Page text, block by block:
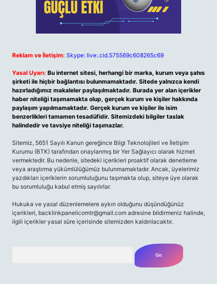
Reklam ve İletişim: Skype: live:.cid.575569c608265c69
Yasal Uyarı: Bu internet sitesi, herhangi bir marka, kurum veya şahıs
şirketi ile hiçbir bağlantısı bulunmamaktadır. Sitede yalnızca kendi
hazırladığımız makaleler paylaşılmaktadır. Burada yer alan içerikler
haber niteliği taşımamakta olup, gerçek kurum ve kişiler hakkında
paylaşım yapılmamaktadır. Gerçek kurum ve kişiler ile isim
benzerlikleri tamamen tesadüfidir. Sitemizdeki bilgiler taslak
halindedir ve tavsiye niteliği taşımazlar.
Sitemiz, 5651 Sayılı Kanun gereğince Bilgi Teknolojileri ve İletişim
Kurumu (BTK) tarafından onaylanmış bir Yer Sağlayıcı olarak hizmet
vermektedir. Bu nedenle, sitedeki içerikleri proaktif olarak denetleme
veya araştırma yükümlülüğümüz bulunmamaktadır. Ancak, üyelerimiz
yazdıkları içeriklerin sorumluluğunu taşımakta olup, siteye üye olarak
bu sorumluluğu kabul etmiş sayılırlar.
Hukuka ve yasal düzenlemelere aykırı olduğunu düşündüğünüz
içerikleri, backlinkpanelicomtr@gmail.com adresine bildirmeniz halinde,
ilgili içerikler yasal süre içerisinde sitemizden kaldırılacaktır.